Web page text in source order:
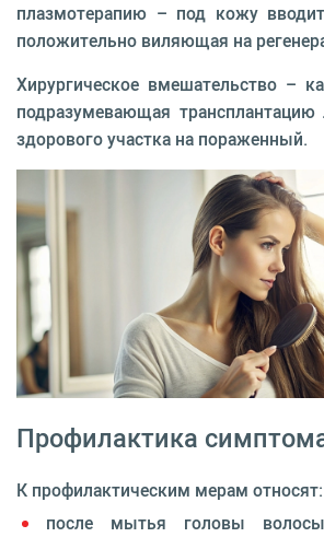
плазмотерапию – под кожу
положительно виляющая на
Хирургическое вмешательство –
подразумевающая
здорового участка на пораженный.
Профилактика
К профилактическим мерам относят:
после мытья головы